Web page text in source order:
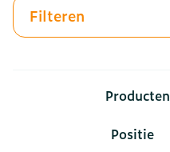
Filteren
Producten
Sorteer op: